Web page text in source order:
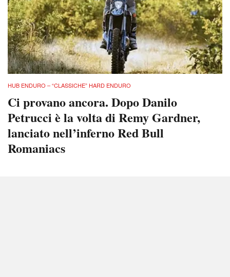
HUB ENDURO – “CLASSICHE” HARD ENDURO
Ci provano ancora. Dopo Danilo
Petrucci è la volta di Remy Gardner,
lanciato nell’inferno Red Bull
Romaniacs